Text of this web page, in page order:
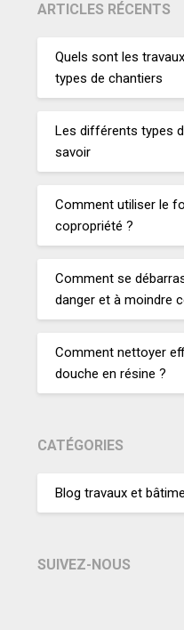
ARTICLES RÉCENTS
Quels sont les
types de chantiers
Les différents types
savoir
Comment utiliser le
copropriété ?
Comment se
danger et à moindre
Comment nettoyer
douche en résine ?
CATÉGORIES
Blog travaux et
SUIVEZ-NOUS